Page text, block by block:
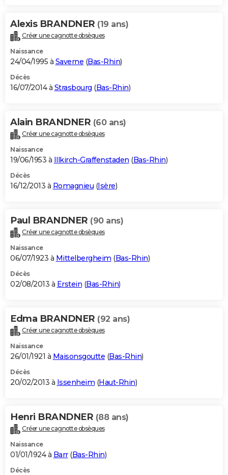
Alexis BRANDNER (19 ans)
Créer une cagnotte obsèques
Naissance
24/04/1995 à Saverne (Bas-Rhin)
Décès
16/07/2014 à Strasbourg (Bas-Rhin)
Alain BRANDNER (60 ans)
Créer une cagnotte obsèques
Naissance
19/06/1953 à Illkirch-Graffenstaden (Bas-Rhin)
Décès
16/12/2013 à Romagnieu (Isère)
Paul BRANDNER (90 ans)
Créer une cagnotte obsèques
Naissance
06/07/1923 à Mittelbergheim (Bas-Rhin)
Décès
02/08/2013 à Erstein (Bas-Rhin)
Edma BRANDNER (92 ans)
Créer une cagnotte obsèques
Naissance
26/01/1921 à Maisonsgoutte (Bas-Rhin)
Décès
20/02/2013 à Issenheim (Haut-Rhin)
Henri BRANDNER (88 ans)
Créer une cagnotte obsèques
Naissance
01/01/1924 à Barr(Bas-Rhin)
Décès